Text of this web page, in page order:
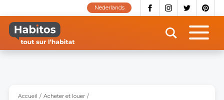
contenu
principal
Nederlands
Accueil
Acheter et louer